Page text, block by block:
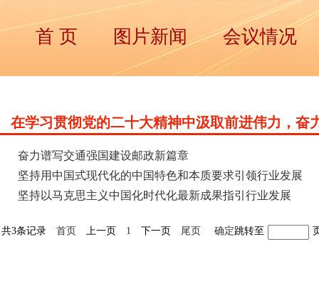
首 页 图片新闻 会议情况
在学习贯彻党的二十大精神中汲取前进伟力，奋
奋力谱写交通强国建设邮政新篇章
坚持用中国式现代化的中国特色和本质要求引领行业发展
坚持以马克思主义中国化时代化最新成果指引行业发展
共3条记录 首页 上一页 1 下一页 尾页 跳转至
确定